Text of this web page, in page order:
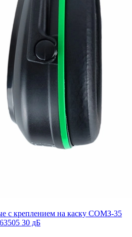
с креплением на каску СОМЗ-35
30 дБ